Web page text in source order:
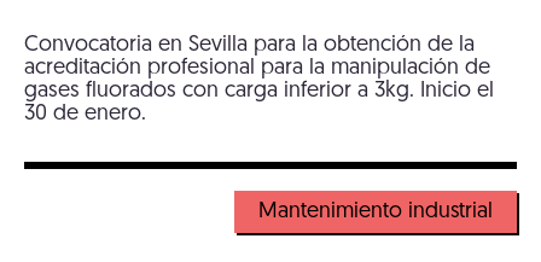
Convocatoria en Sevilla para la obtención de la
acreditación profesional para la manipulación de
gases fluorados con carga inferior a 3kg. Inicio el
30 de enero.
Mantenimiento industrial